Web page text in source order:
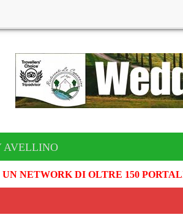
AVELLINO
NETWORK DI OLTRE 150